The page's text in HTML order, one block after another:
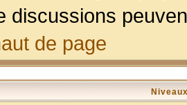
discussions
de page